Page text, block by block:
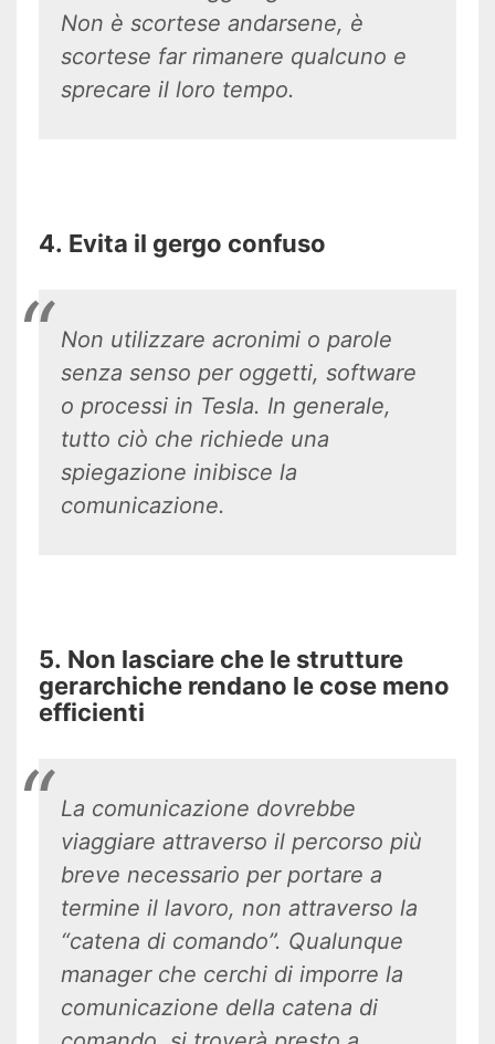
Non è scortese andarsene, è
scortese far rimanere qualcuno e
sprecare il loro tempo.
4. Evita il gergo confuso
Non utilizzare acronimi o parole
senza senso per oggetti, software
o processi in Tesla. In generale,
tutto ciò che richiede una
spiegazione inibisce la
comunicazione.
5. Non lasciare che le strutture
gerarchiche rendano le cose meno
efficienti
La comunicazione dovrebbe
viaggiare attraverso il percorso più
breve necessario per portare a
termine il lavoro, non attraverso la
“catena di comando”. Qualunque
manager che cerchi di imporre la
comunicazione della catena di